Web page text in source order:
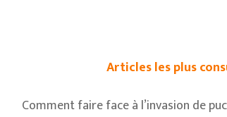
Articles les plus
Comment faire face à l’invasion de